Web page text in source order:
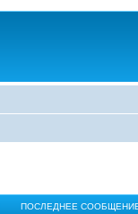
ПОСЛЕДНЕЕ